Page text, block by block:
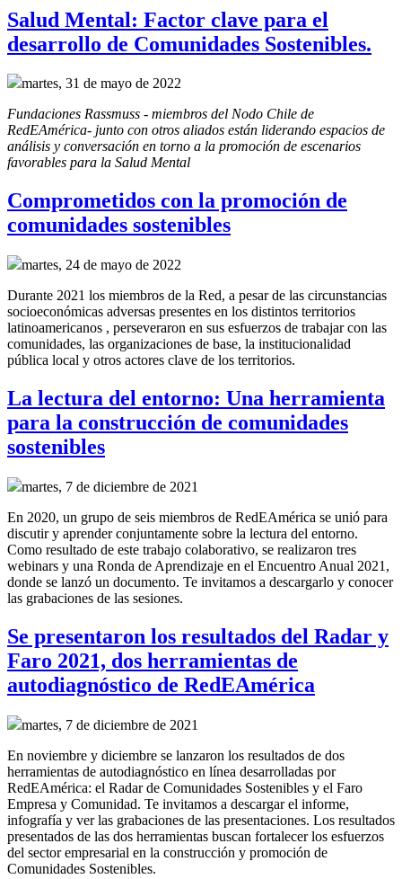
Salud Mental: Factor clave para el
desarrollo de Comunidades Sostenibles.
martes, 31 de mayo de 2022
Fundaciones Rassmuss - miembros del Nodo Chile de
RedEAmérica- junto con otros aliados están liderando espacios de
análisis y conversación en torno a la promoción de escenarios
favorables para la Salud Mental
Comprometidos con la promoción de
comunidades sostenibles
martes, 24 de mayo de 2022
Durante 2021 los miembros de la Red, a pesar de las circunstancias
socioeconómicas adversas presentes en los distintos territorios
latinoamericanos , perseveraron en sus esfuerzos de trabajar con las
comunidades, las organizaciones de base, la institucionalidad
pública local y otros actores clave de los territorios.
La lectura del entorno: Una herramienta
para la construcción de comunidades
sostenibles
martes, 7 de diciembre de 2021
En 2020, un grupo de seis miembros de RedEAmérica se unió para
discutir y aprender conjuntamente sobre la lectura del entorno.
Como resultado de este trabajo colaborativo, se realizaron tres
webinars y una Ronda de Aprendizaje en el Encuentro Anual 2021,
donde se lanzó un documento. Te invitamos a descargarlo y conocer
las grabaciones de las sesiones.
Se presentaron los resultados del Radar y
Faro 2021, dos herramientas de
autodiagnóstico de RedEAmérica
martes, 7 de diciembre de 2021
En noviembre y diciembre se lanzaron los resultados de dos
herramientas de autodiagnóstico en línea desarrolladas por
RedEAmérica: el Radar de Comunidades Sostenibles y el Faro
Empresa y Comunidad. Te invitamos a descargar el informe,
infografía y ver las grabaciones de las presentaciones. Los resultados
presentados de las dos herramientas buscan fortalecer los esfuerzos
del sector empresarial en la construcción y promoción de
Comunidades Sostenibles.